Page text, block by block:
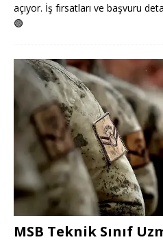
açıyor. İş fırsatları ve başvuru
🟢
MSB Teknik Sınıf